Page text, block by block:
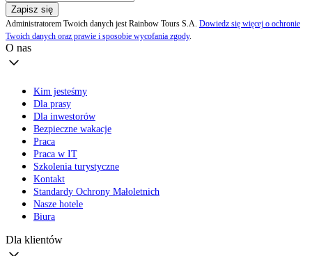
Zapisz się
Administratorem Twoich danych jest Rainbow Tours S.A. Dowiedz się więcej o ochronie
Twoich danych oraz prawie i sposobie wycofania zgody.
O nas
Kim jesteśmy
Dla prasy
Dla inwestorów
Bezpieczne wakacje
Praca
Praca w IT
Szkolenia turystyczne
Kontakt
Standardy Ochrony Małoletnich
Nasze hotele
Biura
Dla klientów